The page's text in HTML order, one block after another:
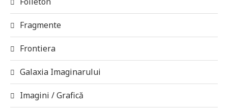
Fragmente
Frontiera
Galaxia Imaginarului
Imagini / Grafică